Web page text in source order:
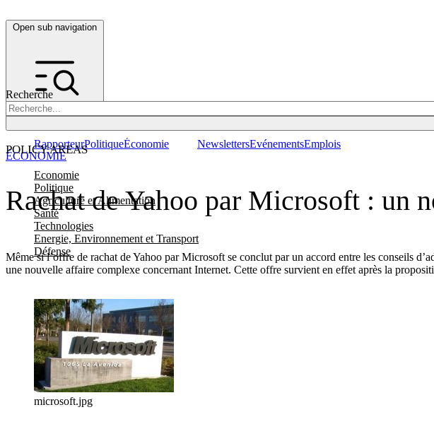
Open sub navigation
Recherche
POLICY AREAS
Economie
Politique
Agriculture et Alimentation
Santé
Technologies
Energie, Environnement et Transport
Défense
RapporteurPolitiqueÉconomie NewslettersEvénementsEmplois
Rachat de Yahoo par Microsoft : un
Même si l’offre de rachat de Yahoo par Microsoft se conclut par un accord entre les conseils
une nouvelle affaire complexe concernant Internet. Cette offre survient en effet après la
ÉCONOMIE
microsoft.jpg